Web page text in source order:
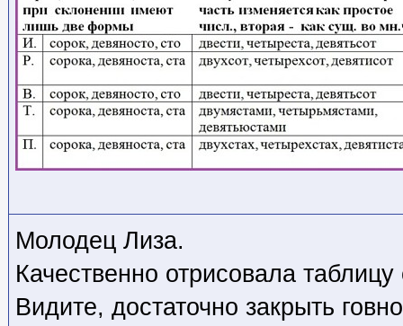
Молодец Лиза.
Качественно отрисовала
Видите, достаточно закрыть